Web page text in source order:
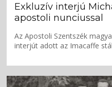
Exkluzív interjú
apostoli nunciussal
Az Apostoli Szentszék
interjút adott az Imacaffe